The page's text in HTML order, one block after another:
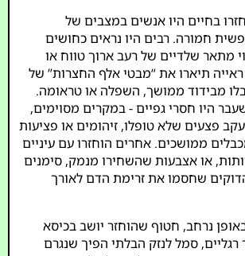
בחיים היו אנשים במצבים של
חמורה. רבים היו נראים כחושים
מתאר שלדיים של רעב ארוך טווח או
ראייה תיארו את “מבטי אלף החצרות” של
מבידוד ממושך, השפלה או טראומה.
היו חסרי גפיים - במקרים מסוימים,
פצעים שלא טופלו, זיהומים או פציעות
ממושכים. אחרים הוחזרו עם עיניים
או אצבעות שהשחירו מנמק, סימנים
שחסמו את זרימת הדם לאורך
נרחב, חטוף שהוחזר יושב בכיסא
רגליים, סמל לנזק הבלתי הפיך שנגרם